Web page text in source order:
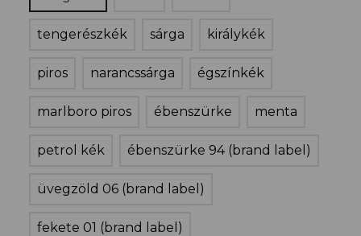
tengerészkék sárga királykék
piros narancssárga égszínkék
marlboro piros ébenszürke menta
petrol kék ébenszürke 94 (brand label)
üvegzöld 06 (brand label)
fekete 01 (brand label)